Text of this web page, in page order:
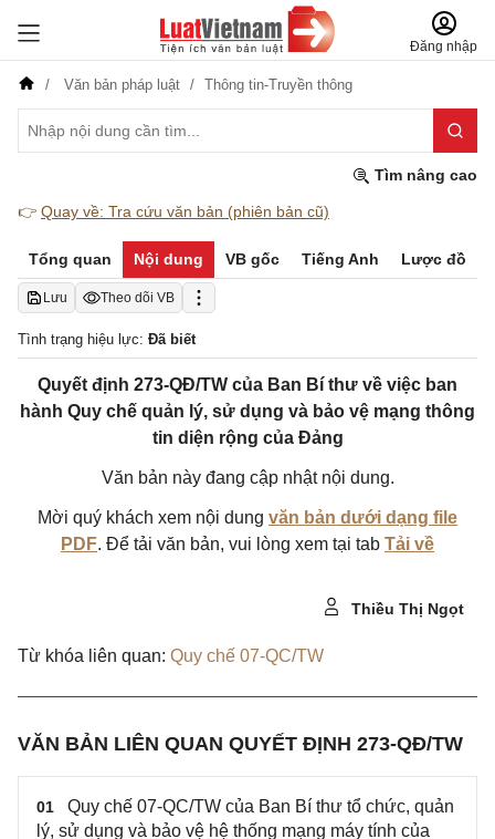
Đăng nhập
Văn bản pháp luật Thông tin-Truyền thông
Tìm nâng cao
👉 Quay về: Tra cứu văn bản (phiên bản cũ)
Tổng quan Nội dung VB gốc Tiếng Anh Lược đồ
Lưu Theo dõi VB
Tình trạng hiệu lực: Đã biết
Quyết định 273-QĐ/TW của Ban Bí thư về việc ban
hành Quy chế quản lý, sử dụng và bảo vệ mạng thông
tin diện rộng của Đảng
Văn bản này đang cập nhật nội dung.
Mời quý khách xem nội dung văn bản dưới dạng file
PDF. Để tải văn bản, vui lòng xem tại tab Tải về
Thiều Thị Ngọt
Từ khóa liên quan: Quy chế 07-QC/TW
VĂN BẢN LIÊN QUAN QUYẾT ĐỊNH 273-QĐ/TW
01
Quy chế 07-QC/TW của Ban Bí thư tổ chức, quản
lý, sử dụng và bảo vệ hệ thống mạng máy tính của